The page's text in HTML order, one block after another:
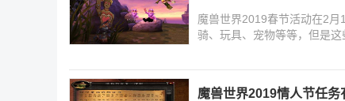
魔兽世界2019春节活动在2
骑、玩具、宠物等等，但是
魔兽世界2019情人节任